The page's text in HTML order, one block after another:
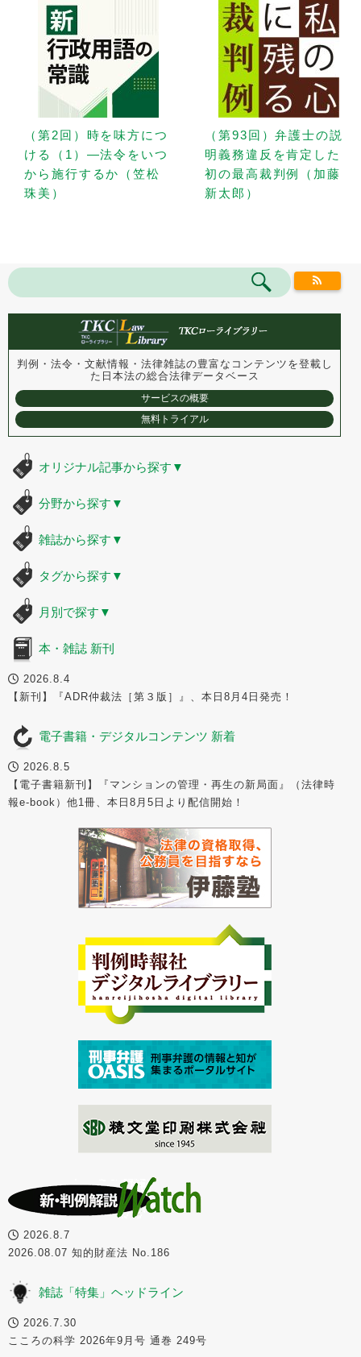
（第2回）時を味方につ
ける（1）—法令をいつ
から施行するか（笠松
珠美）
（第93回）弁護士の説
明義務違反を肯定した
初の最高裁判例（加藤
新太郎）
判例・法令・文献情報・法律雑誌の豊富なコンテンツを登載し
た 日本法の総合法律データベース
サービスの概要
無料トライアル
オリジナル記事から探す ▼
分野から探す ▼
雑誌から探す ▼
タグから探す ▼
月別で探す ▼
本・雑誌 新刊
2026.8.4
【新刊】『ADR仲裁法［第３版］』、本日8月4日発売！
電子書籍・デジタルコンテンツ 新着
2026.8.5
【電子書籍新刊】『マンションの管理・再生の新局面』（法律時
報e-book）他1冊、本日8月5日より配信開始！
2026.8.7
2026.08.07 知的財産法 No.186
雑誌「特集」ヘッドライン
2026.7.30
こころの科学 2026年9月号 通巻 249号